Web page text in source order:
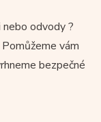
odvody ?
Pomůžeme vám
bezpečné